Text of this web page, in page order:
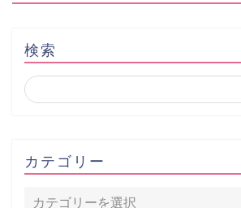
検索
カテゴリー